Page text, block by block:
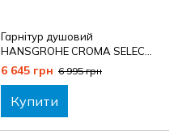
Гарнітур душовий
HANSGROHE CROMA SELECT
E 26582400
6 645 грн 6 995 грн
Купити